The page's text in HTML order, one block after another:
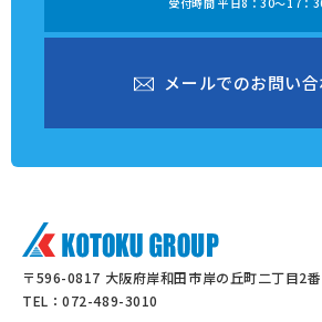
メー ルでのお問い合
〒596-0817 大阪府岸和田市岸の丘町二丁目2
TEL：072-489-3010